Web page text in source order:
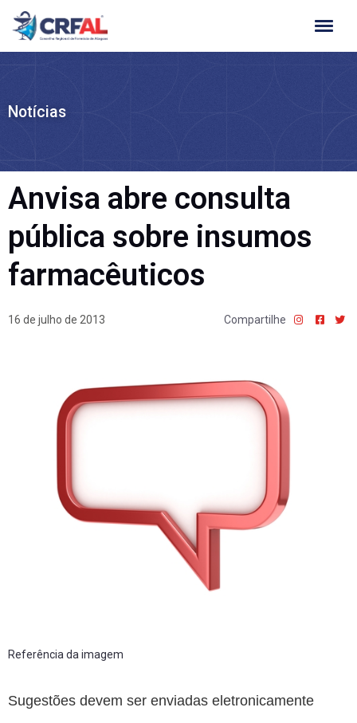
Ir
para
Notícias
Anvisa abre consulta
pública sobre insumos
farmacêuticos
16 de julho de 2013 Compartilhe
Referência da imagem
Sugestões devem ser enviadas eletronicamente